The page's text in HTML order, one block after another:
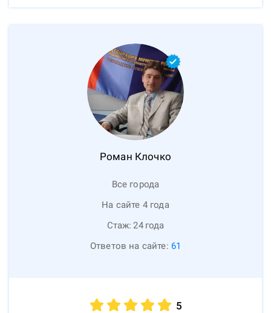
Роман Клочко
Все города
На сайте 4 года
Стаж: 24 года
Ответов на сайте: 61
5